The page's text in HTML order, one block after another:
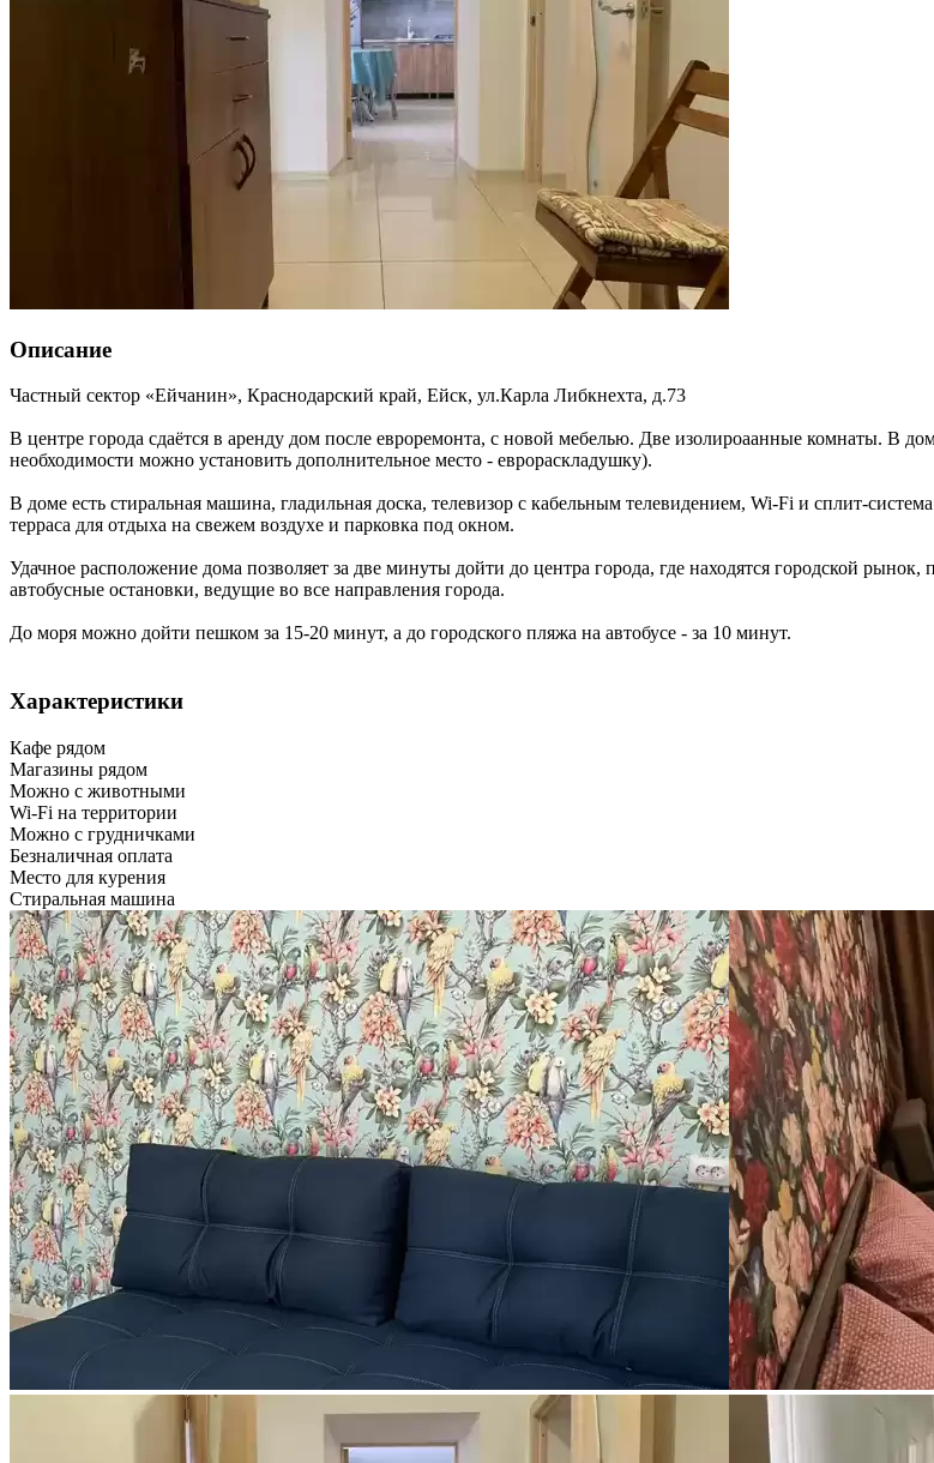
Описание
Частный сектор «Ейчанин», Краснодарский край, Ейск, ул.Карла Либкнехта, д.73
В центре города сдаётся в аренду дом после евроремонта, с новой мебелью. Две изолироаанные комнаты. В
необходимости можно установить дополнительное место - еврораскладушку).
В доме есть стиральная машина, гладильная доска, телевизор с кабельным телевидением, Wi-Fi и сплит-
терраса для отдыха на свежем воздухе и парковка под окном.
Удачное расположение дома позволяет за две минуты дойти до центра города, где находятся городской
автобусные остановки, ведущие во все направления города.
До моря можно дойти пешком за 15-20 минут, а до городского пляжа на автобусе - за 10 минут.
Характеристики
Кафе рядом
Магазины рядом
Можно с животными
Wi-Fi на территории
Можно с грудничками
Безналичная оплата
Место для курения
Стиральная машина